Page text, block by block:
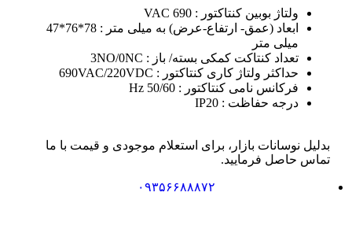
ولتاژ بوبین کنتاکتور : 690 VAC
ابعاد (عمق- ارتفاع-عرض) به میلی متر :
78*76*47
میلی متر
تعداد کنتاکت کمکی بسته/ باز : 3NO/0NC
حداکثر ولتاژ کاری کنتاکتور : 690VAC/220VDC
فرکانس نامی کنتاکتور : 50/60 Hz
درجه حفاظت : IP20
بدلیل نوسانات بازار، برای استعلام موجودی و قیمت با ما
تماس حاصل فرمایید.
۰۹۳۵۶۶۸۸۸۷۲